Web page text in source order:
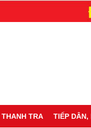
THANH TRA TIẾP DÂN,